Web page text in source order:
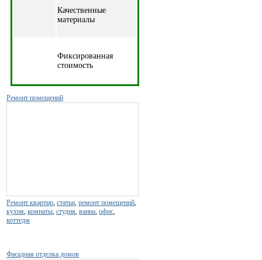
Качественные
материалы
Фиксированная
стоимость
Ремонт помещений
Ремонт квартир, статьи, ремонт помещений,
кухня, комнаты, студия, ванна, офис,
коттедж
Фасадная отделка домов